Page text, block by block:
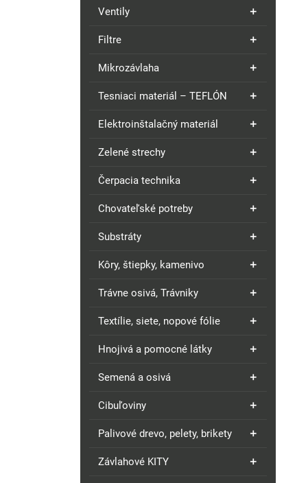
Ventily
Filtre
Mikrozávlaha
Tesniaci materiál – TEFLÓN
Elektroinštalačný materiál
Zelené strechy
Čerpacia technika
Chovateľské potreby
Substráty
Kôry, štiepky, kamenivo
Trávne osivá, Trávniky
Textílie, siete, nopové fólie
Hnojivá a pomocné látky
Semená a osivá
Cibuľoviny
Palivové drevo, pelety, brikety
Závlahové KITY